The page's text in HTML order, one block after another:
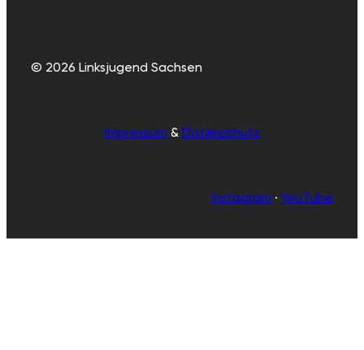
© 2026 Linksjugend Sachsen
Impressum & Datenschutz
Instagram · YouTube